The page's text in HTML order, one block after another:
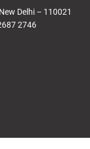
Delhi – 110021
2746